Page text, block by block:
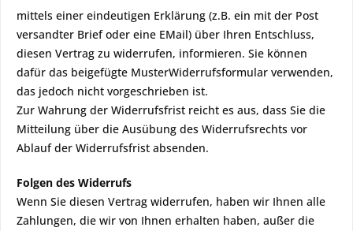
mittels einer eindeutigen Erklärung (z.B. ein mit der Post
versandter Brief oder eine E­Mail) über Ihren Entschluss,
diesen Vertrag zu widerrufen, informieren. Sie können
dafür das beigefügte Muster­Widerrufsformular verwenden,
das jedoch nicht vorgeschrieben ist.
Zur Wahrung der Widerrufsfrist reicht es aus, dass Sie die
Mitteilung über die Ausübung des Widerrufsrechts vor
Ablauf der Widerrufsfrist absenden.
Folgen des Widerrufs
Wenn Sie diesen Vertrag widerrufen, haben wir Ihnen alle
Zahlungen, die wir von Ihnen erhalten haben, außer die